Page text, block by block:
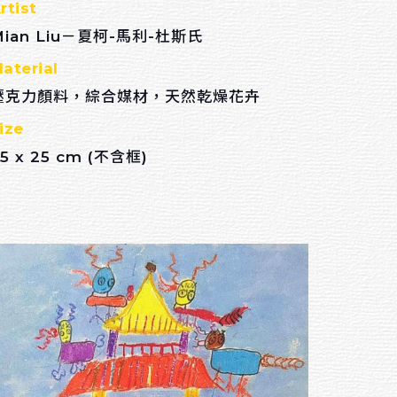
Liu－夏柯-馬利-杜斯氏
克力顏料，綜合媒材，天然乾燥花卉
x 25 cm (不含框)